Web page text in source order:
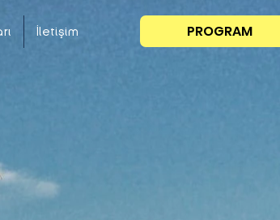
İletişim PROGRAM